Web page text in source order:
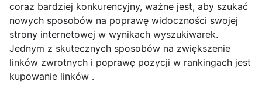
coraz bardziej konkurencyjny, ważne jest, aby szukać
nowych sposobów na poprawę widoczności swojej
strony internetowej w wynikach wyszukiwarek.
Jednym z skutecznych sposobów na zwiększenie
linków zwrotnych i poprawę pozycji w rankingach jest
kupowanie linków .